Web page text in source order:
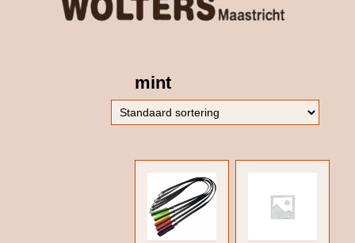
mint